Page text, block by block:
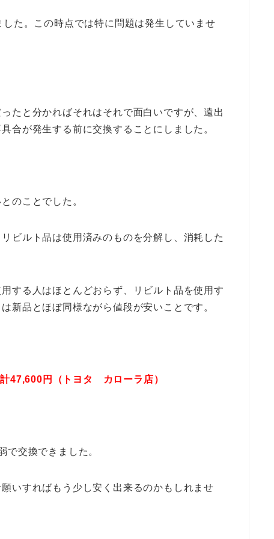
た。この時点では特に問題は発生していませ
たと分かればそれはそれで面白いですが、遠出
合が発生する前に交換することにしました。
のことでした。
ビルト品は使用済みのものを分解し、消耗した
する人はほとんどおらず、リビルト品を使用す
新品とほぼ同様ながら値段が安いことです。
47,600円（トヨタ カローラ店）
で交換できました。
いすればもう少し安く出来るのかもしれませ